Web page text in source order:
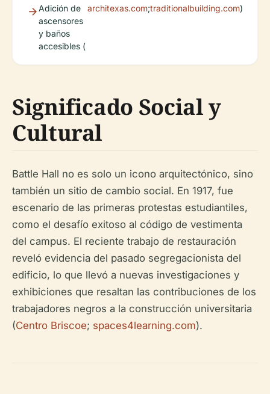
Adición de
ascensores
y baños
accesibles (
architexas.com;traditionalbuilding.com)
Significado Social y
Cultural
Battle Hall no es solo un icono arquitectónico, sino
también un sitio de cambio social. En 1917, fue
escenario de las primeras protestas estudiantiles,
como el desafío exitoso al código de vestimenta
del campus. El reciente trabajo de restauración
reveló evidencia del pasado segregacionista del
edificio, lo que llevó a nuevas investigaciones y
exhibiciones que resaltan las contribuciones de los
trabajadores negros a la construcción universitaria
(Centro Briscoe; spaces4learning.com).